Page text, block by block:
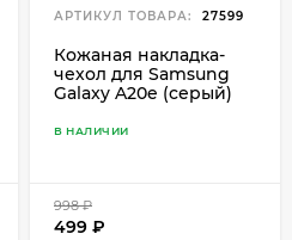
АРТИКУЛ ТОВАРА: 27599
Кожаная накладка-
чехол для Samsung
Galaxy A20e (серый)
В НАЛИЧИИ
998₽
499 ₽